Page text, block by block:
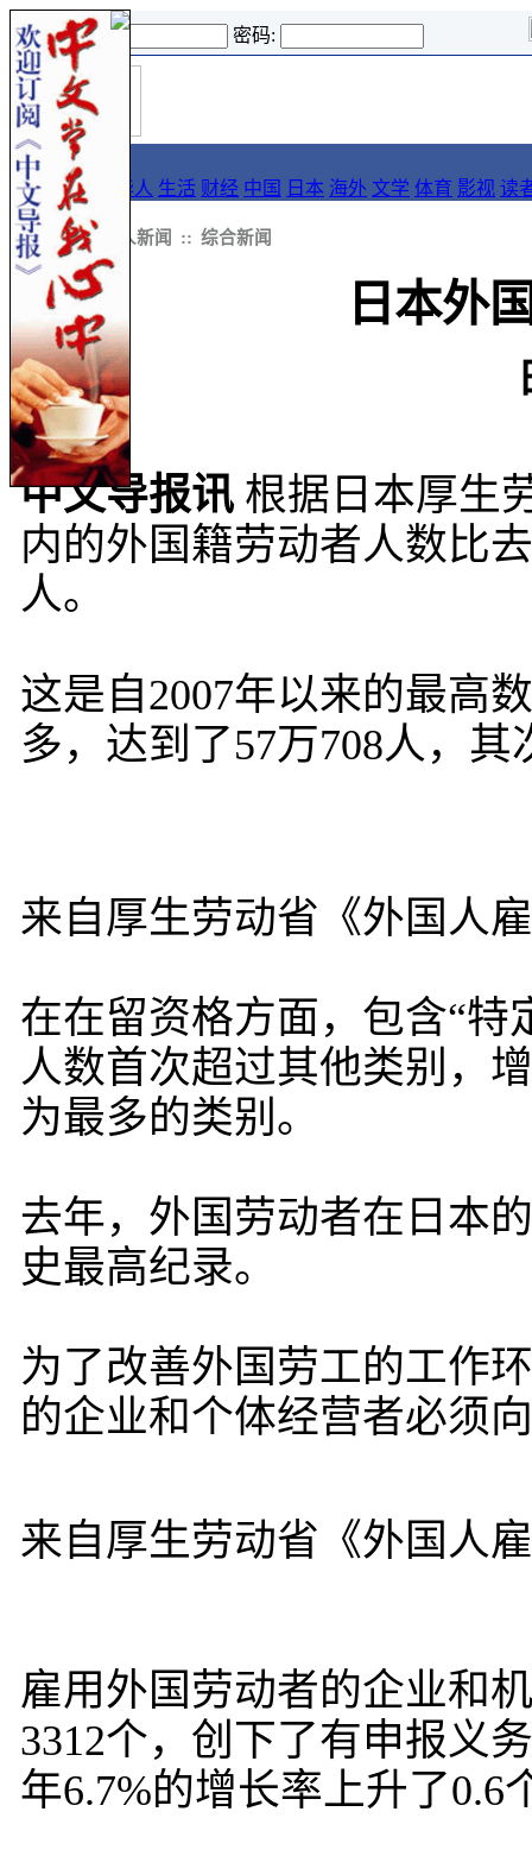
登录名: 密码:
首
页
导报
要闻 论坛 华人 生活 财经 中国 日本 海外 文学 体育 影视 读
::新闻:: 华人新闻 :: 综合新闻
日本外
中文导报讯 根据日本厚生
内的外国籍劳动者人数比
人。
这是自2007年以来的最高
多，达到了57万708人，
来自厚生劳动省《外国人
在在留资格方面，包含“特
人数首次超过其他类别，
为最多的类别。
去年，外国劳动者在日本
史最高纪录。
为了改善外国劳工的工作
的企业和个体经营者必须
来自厚生劳动省《外国人
雇用外国劳动者的企业和
3312个，创下了有申报义
年6.7%的增长率上升了0.6